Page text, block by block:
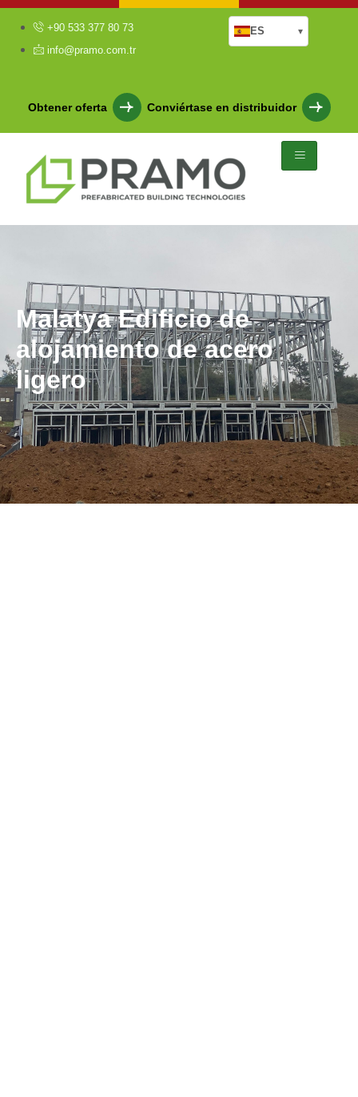
+90 533 377 80 73
info@pramo.com.tr
Obtener oferta Conviértase en distribuidor
ES ▾
Malatya Edificio de
alojamiento de acero
ligero